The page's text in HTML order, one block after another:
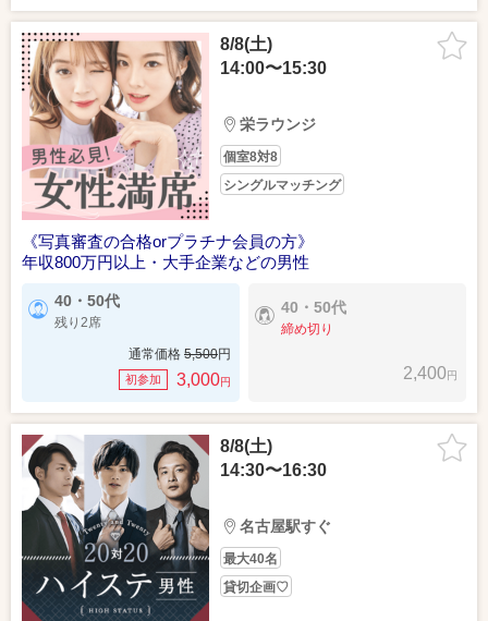
8/8(土)
14:00〜15:30
栄ラウンジ
個室8対8
シングルマッチング
《写真審査の合格orプラチナ会員の方》
年収800万円以上・大手企業などの男性
40・50代
残り2席
通常価格 5,500円
初参加 3,000円
40・50代
締め切り
2,400円
8/8(土)
14:30〜16:30
名古屋駅すぐ
最大40名
貸切企画♡